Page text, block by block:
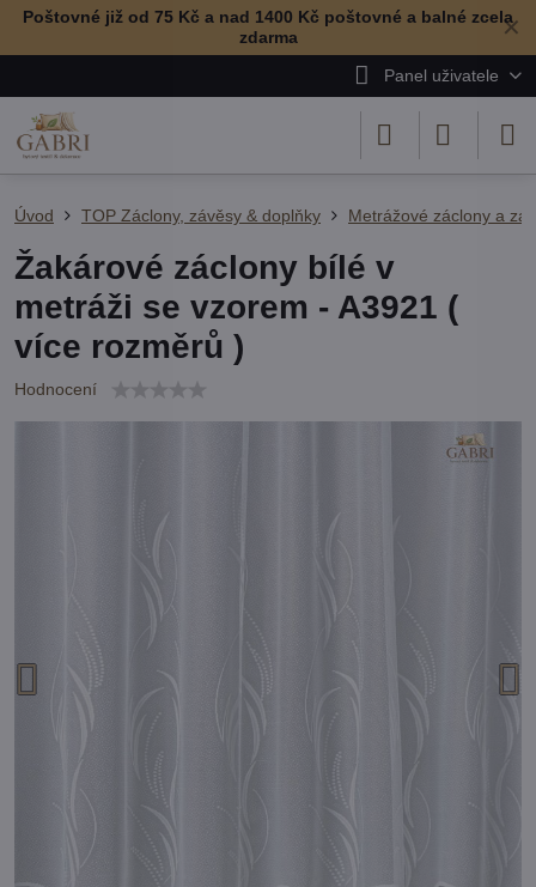
✕
Poštovné již od 75 Kč a nad 1400 Kč poštovné a balné zcela
zdarma
Panel uživatele
Úvod TOP Záclony, závěsy & doplňky Metrážové záclony a
Žakárové záclony bílé v
metráži se vzorem - A3921 (
více rozměrů )
Hodnocení